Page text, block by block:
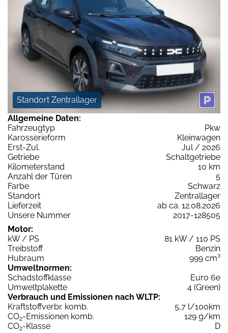
Standort Zentrallager
Allgemeine Daten:
Fahrzeugtyp
Pkw
Karosserieform
Kleinwagen
Erst-Zul.
Jul / 2026
Getriebe
Schaltgetriebe
Kilometerstand
10 km
Anzahl der Türen
5
Farbe
Schwarz
Standort
Zentrallager
Lieferzeit
ab ca. 12.08.2026
Unsere Nummer
2017-128505
Motor:
kW / PS
81 kW / 110 PS
Treibstoff
Benzin
Hubraum
999 cm³
Umweltnormen:
Schadstoffklasse
Euro 6e
Umweltplakette
4 (Green)
Verbrauch und Emissionen nach WLTP:
Kraftstoffverbr. komb.
5,7 l/100km
CO2-Emissionen komb.
129 g/km
CO2-Klasse
D